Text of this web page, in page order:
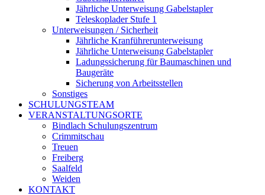
Jährliche Unterweisung Gabelstapler
Teleskoplader Stufe 1
Unterweisungen / Sicherheit
Jährliche Kranführerunterweisung
Jährliche Unterweisung Gabelstapler
Ladungssicherung für Baumaschinen und
Baugeräte
Sicherung von Arbeitsstellen
Sonstiges
SCHULUNGSTEAM
VERANSTALTUNGSORTE
Bindlach Schulungszentrum
Crimmitschau
Treuen
Freiberg
Saalfeld
Weiden
KONTAKT